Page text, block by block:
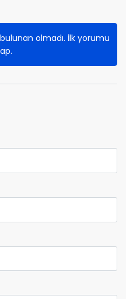
olmadı. İlk yorumu